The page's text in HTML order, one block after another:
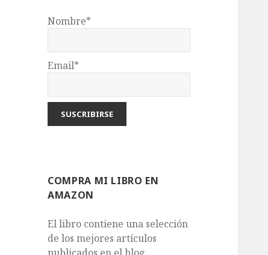
Nombre*
Email*
COMPRA MI LIBRO EN
AMAZON
El libro contiene una selección
de los mejores artículos